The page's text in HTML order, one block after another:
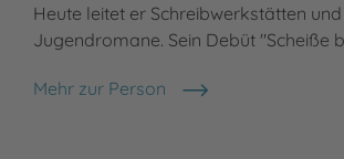
Heute leitet er Schreibwerkstätten
Jugendromane. Sein Debüt "Scheiße
Mehr zur Person
Tobias Steinfeld